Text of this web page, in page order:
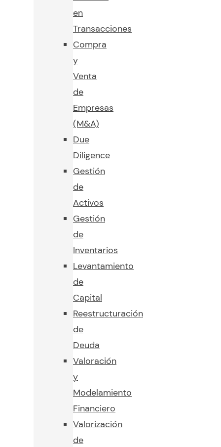
en
Transacciones
Compra
y
Venta
de
Empresas
(M&A)
Due
Diligence
Gestión
de
Activos
Gestión
de
Inventarios
Levantamiento
de
Capital
Reestructuración
de
Deuda
Valoración
y
Modelamiento
Financiero
Valorización
de